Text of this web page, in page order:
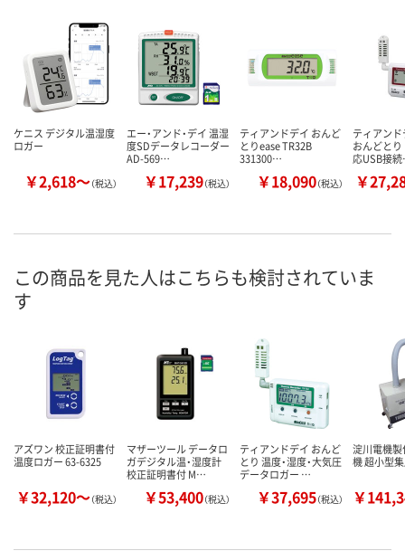
ケニス デジタル温湿度
ロガー
￥2,618～（税込）
エー・アンド・デイ 温湿
度SDデータレコーダー
AD-569…
￥17,239（税込）
ティアンドデイ おんど
とりease TR32B
331300…
￥18,090（税込）
ティアンド
おんどと
応USB接
￥
この商品を見た人はこちらも検討されていま
す
アズワン 校正証明書付
温度ロガー 63-6325
￥32,120～（税込）
マザーツール データロ
ガデジタル温・湿度計
校正証明書付 M…
￥53,400（税込）
ティアンドデイ おんど
とり 温度・湿度・大気圧
データロガー …
￥37,695（税込）
淀川電機
機 超小型
￥